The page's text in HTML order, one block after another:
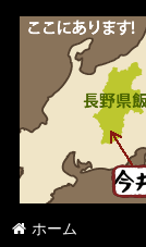
ホーム